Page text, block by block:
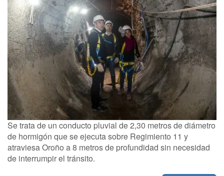
Se trata de un conducto pluvial de 2,30 metros de diámetro
de hormigón que se ejecuta sobre Regimiento 11 y
atraviesa Oroño a 8 metros de profundidad sin necesidad
de interrumpir el tránsito.